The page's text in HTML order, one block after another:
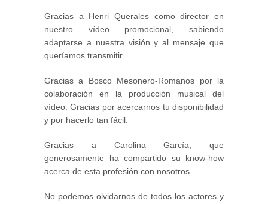
Gracias a Henri Querales como director en
nuestro vídeo promocional, sabiendo
adaptarse a nuestra visión y al mensaje que
queríamos transmitir.
Gracias a Bosco Mesonero-Romanos por la
colaboración en la producción musical del
vídeo. Gracias por acercarnos tu disponibilidad
y por hacerlo tan fácil.
Gracias a Carolina García, que
generosamente ha compartido su know-how
acerca de esta profesión con nosotros.
No podemos olvidarnos de todos los actores y